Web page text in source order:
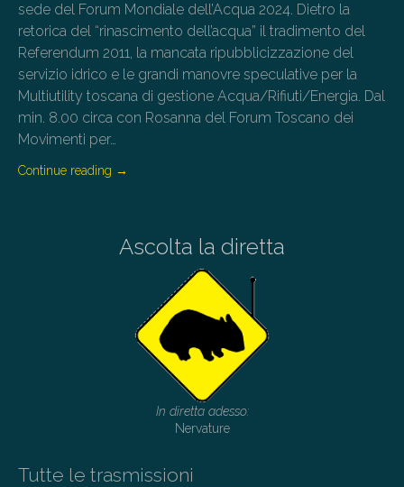
sede del Forum Mondiale dell’Acqua 2024. Dietro la
retorica del “rinascimento dell’acqua” il tradimento del
Referendum 2011, la mancata ripubblicizzazione del
servizio idrico e le grandi manovre speculative per la
Multiutility toscana di gestione Acqua/Rifiuti/Energia. Dal
min. 8.00 circa con Rosanna del Forum Toscano dei
Movimenti per…
Continue reading →
Ascolta la diretta
In diretta adesso:
Nervature
Tutte le trasmissioni